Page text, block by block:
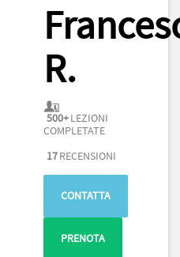
R.
500+LEZIONI
COMPLETATE
17RECENSIONI
CONTATTA
PRENOTA